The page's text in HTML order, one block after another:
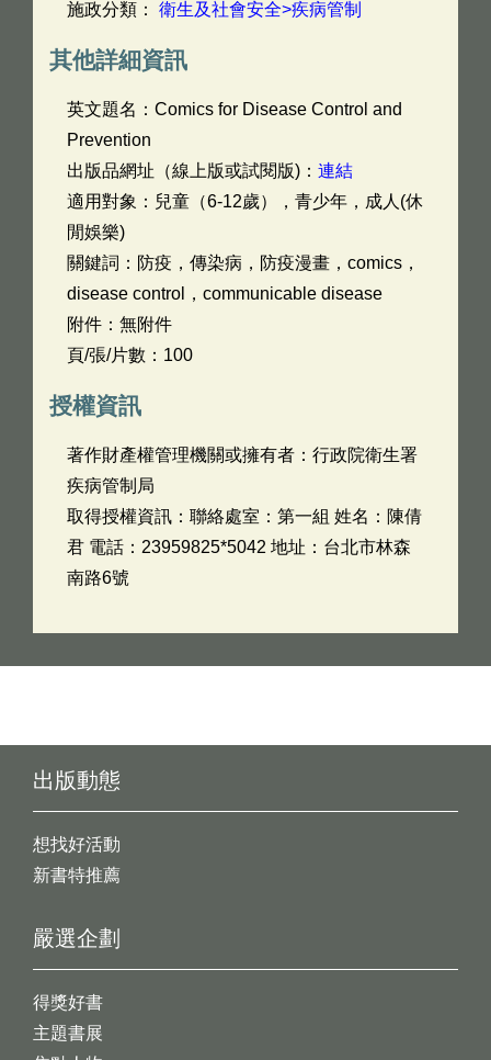
施政分類： 衛生及社會安全>疾病管制
其他詳細資訊
英文題名： Comics for Disease Control and
Prevention
出版品網址（線上版或試閱版)： 連結
適用對象：兒童（6-12歲），青少年，成人(休
閒娛樂)
關鍵詞：防疫，傳染病，防疫漫畫，comics，
disease control，communicable disease
附件：無附件
頁/張/片數：100
授權資訊
著作財產權管理機關或擁有者：行政院衛生署
疾病管制局
取得授權資訊：聯絡處室：第一組 姓名：陳倩
君 電話：23959825*5042 地址：台北市林森
南路6號
出版動態
想找好活動
新書特推薦
嚴選企劃
得獎好書
主題書展